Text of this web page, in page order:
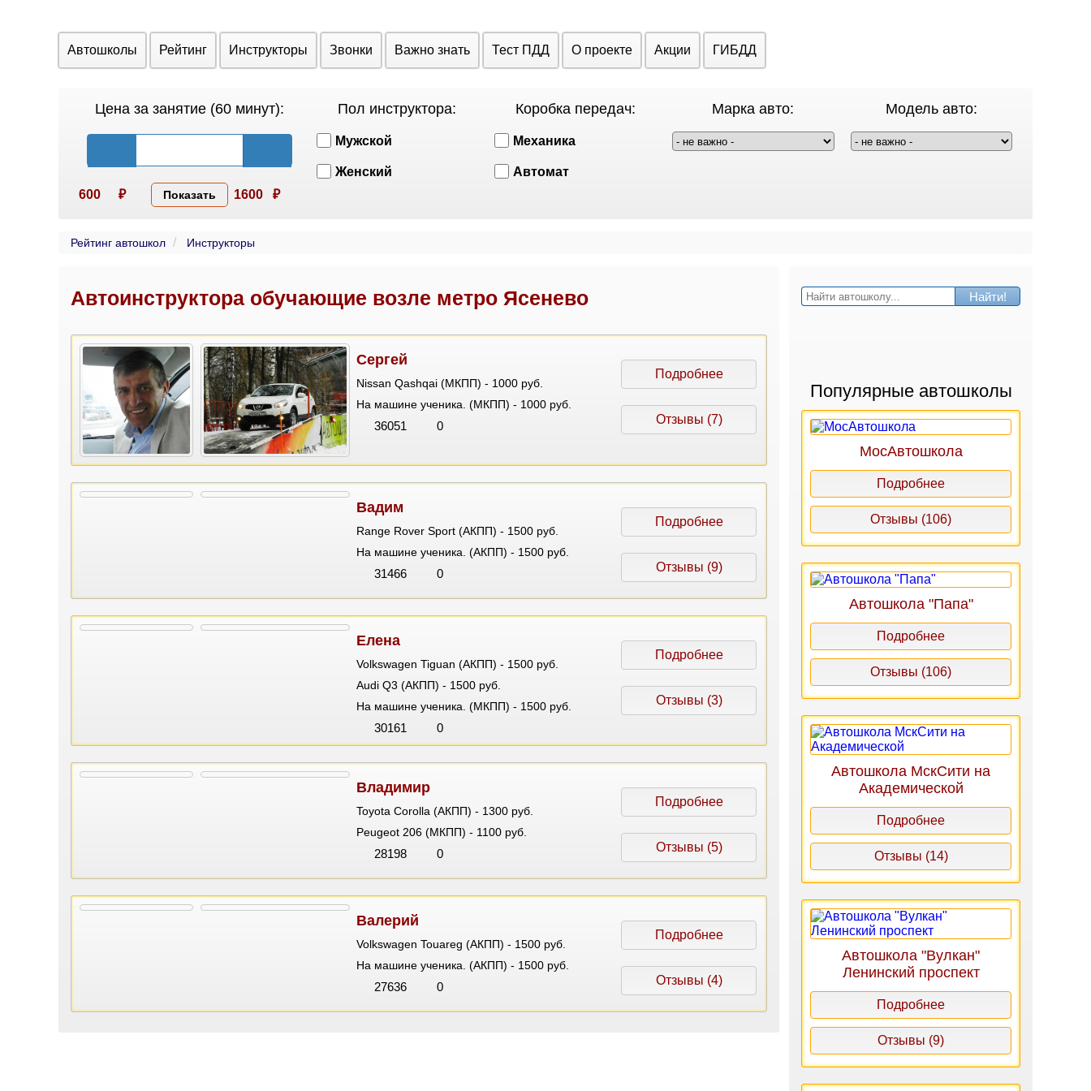
Автошколы Рейтинг Инструкторы Звонки Важно знать Тест ПДД О проекте Акции ГИБДД
Цена за занятие (60 минут):
600 ₽ Показать 1600 ₽
Пол инструктора:
Мужской
Женский
Коробка передач:
Механика
Автомат
Марка авто: Модель авто:
Рейтинг автошкол Инструкторы
Автоинструктора обучающие возле метро Ясенево
Сергей
Nissan Qashqai (МКПП) - 1000 руб.
На машине ученика. (МКПП) - 1000 руб.
36051 0
Подробнее
Отзывы (7)
Вадим
Range Rover Sport (АКПП) - 1500 руб.
На машине ученика. (АКПП) - 1500 руб.
31466 0
Подробнее
Отзывы (9)
Елена
Volkswagen Tiguan (АКПП) - 1500 руб.
Audi Q3 (АКПП) - 1500 руб.
На машине ученика. (МКПП) - 1500 руб.
30161 0
Подробнее
Отзывы (3)
Владимир
Toyota Corolla (АКПП) - 1300 руб.
Peugeot 206 (МКПП) - 1100 руб.
28198 0
Подробнее
Отзывы (5)
Валерий
Volkswagen Touareg (АКПП) - 1500 руб.
На машине ученика. (АКПП) - 1500 руб.
27636 0
Подробнее
Отзывы (4)
Найти!
Популярные автошколы
МосАвтошкола
Подробнее
Отзывы (106)
Автошкола "Папа"
Подробнее
Отзывы (106)
Автошкола МскСити на
Академической
Подробнее
Отзывы (14)
Автошкола "Вулкан"
Ленинский проспект
Подробнее
Отзывы (9)